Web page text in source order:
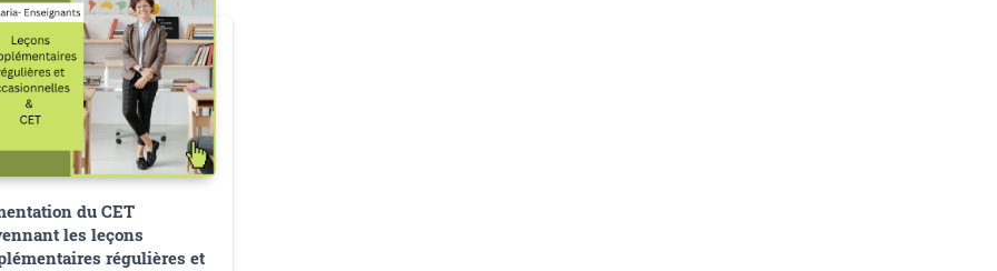
du CET
les leçons
régulières et